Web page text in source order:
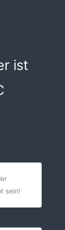
ist
sein!